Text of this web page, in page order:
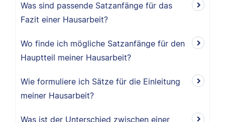
Was sind passende Satzanfänge für das
Fazit einer Hausarbeit?
Wo finde ich mögliche Satzanfänge für den
Hauptteil meiner Hausarbeit?
Wie formuliere ich Sätze für die Einleitung
meiner Hausarbeit?
Was ist der Unterschied zwischen einer